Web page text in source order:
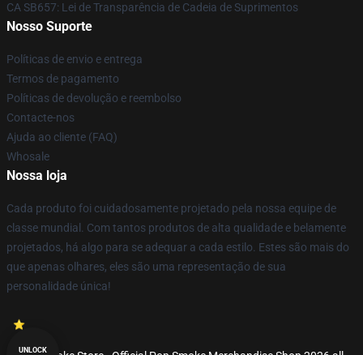
CA SB657: Lei de Transparência de Cadeia de Suprimentos
Nosso Suporte
Políticas de envio e entrega
Termos de pagamento
Políticas de devolução e reembolso
Contacte-nos
Ajuda ao cliente (FAQ)
Whosale
Nossa loja
Cada produto foi cuidadosamente projetado pela nossa equipe de
classe mundial. Com tantos produtos de alta qualidade e belamente
projetados, há algo para se adequar a cada estilo. Estes são mais do
que apenas olhares, eles são uma representação de sua
personalidade única!
UNLOCK